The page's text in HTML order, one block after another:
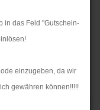
in das Feld "Gutschein-
einzugeben, da wir
gewähren können!!!!!